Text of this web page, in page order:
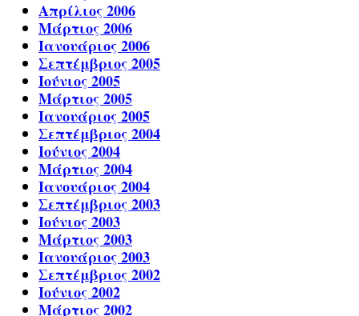
Απρίλιος 2006
Μάρτιος 2006
Ιανουάριος 2006
Σεπτέμβριος 2005
Ιούνιος 2005
Μάρτιος 2005
Ιανουάριος 2005
Σεπτέμβριος 2004
Ιούνιος 2004
Μάρτιος 2004
Ιανουάριος 2004
Σεπτέμβριος 2003
Ιούνιος 2003
Μάρτιος 2003
Ιανουάριος 2003
Σεπτέμβριος 2002
Ιούνιος 2002
Μάρτιος 2002